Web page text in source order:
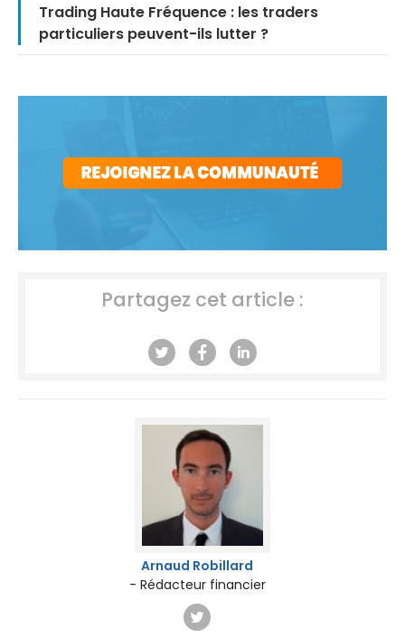
Trading Haute Fréquence : les traders
particuliers peuvent-ils lutter ?
Partagez cet article :
Arnaud Robillard
- Rédacteur financier